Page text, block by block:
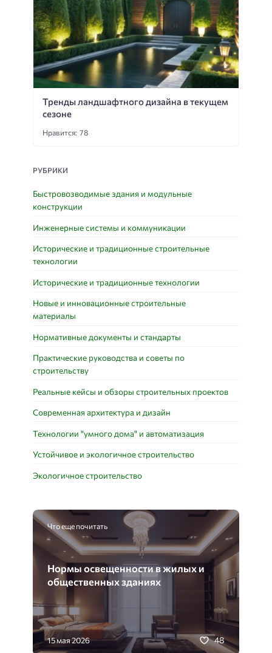
Тренды ландшафтного дизайна в текущем
сезоне
Нравится: 78
РУБРИКИ
Быстровозводимые здания и модульные
конструкции
Инженерные системы и коммуникации
Исторические и традиционные строительные
технологии
Исторические и традиционные технологии
Новые и инновационные строительные
материалы
Нормативные документы и стандарты
Практические руководства и советы по
строительству
Реальные кейсы и обзоры строительных проектов
Современная архитектура и дизайн
Технологии "умного дома" и автоматизация
Устойчивое и экологичное строительство
Экологичное строительство
Что еще почитать
Нормы освещенности в жилых и
общественных зданиях
15 мая 2026 48